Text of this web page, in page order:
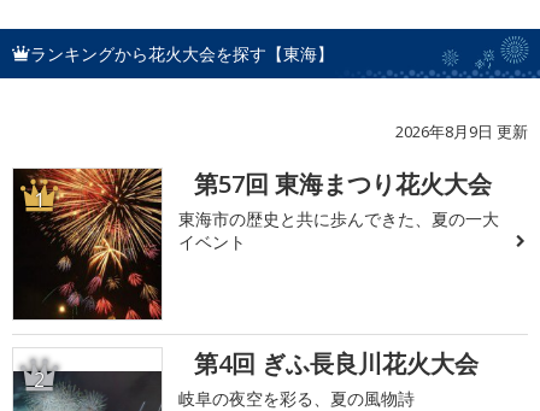
ランキングから花火大会を探す【東海】
2026年8月9日 更新
1 第57回 東海まつり花火大会
東海市の歴史と共に歩んできた、夏の一大
イベント
2 第4回 ぎふ長良川花火大会
岐阜の夜空を彩る、夏の風物詩